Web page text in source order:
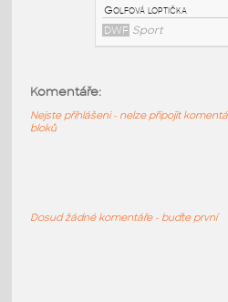
DWG Sport
DWG Sport
Komentáře:
Nejste přihlášeni - nelze připojit
bloků
Dosud žádné komentáře - buďte první